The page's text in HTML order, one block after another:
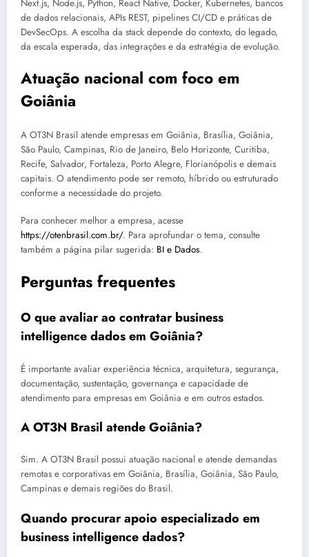
Next.js, Node.js, Python, React Native, Docker, Kubernetes, bancos
de dados relacionais, APIs REST, pipelines CI/CD e práticas de
DevSecOps. A escolha da stack depende do contexto, do legado,
da escala esperada, das integrações e da estratégia de evolução.
Atuação nacional com foco em
Goiânia
A OT3N Brasil atende empresas em Goiânia, Brasília, Goiânia,
São Paulo, Campinas, Rio de Janeiro, Belo Horizonte, Curitiba,
Recife, Salvador, Fortaleza, Porto Alegre, Florianópolis e demais
capitais. O atendimento pode ser remoto, híbrido ou estruturado
conforme a necessidade do projeto.
Para conhecer melhor a empresa, acesse
https://otenbrasil.com.br/. Para aprofundar o tema, consulte
também a página pilar sugerida: BI e Dados.
Perguntas frequentes
O que avaliar ao contratar business
intelligence dados em Goiânia?
É importante avaliar experiência técnica, arquitetura, segurança,
documentação, sustentação, governança e capacidade de
atendimento para empresas em Goiânia e em outros estados.
A OT3N Brasil atende Goiânia?
Sim. A OT3N Brasil possui atuação nacional e atende demandas
remotas e corporativas em Goiânia, Brasília, Goiânia, São Paulo,
Campinas e demais regiões do Brasil.
Quando procurar apoio especializado em
business intelligence dados?